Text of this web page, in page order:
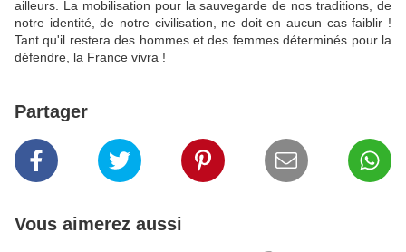
ailleurs. La mobilisation pour la sauvegarde de nos traditions, de
notre identité, de notre civilisation, ne doit en aucun cas faiblir !
Tant qu'il restera des hommes et des femmes déterminés pour la
défendre, la France vivra !
Partager
Vous aimerez aussi